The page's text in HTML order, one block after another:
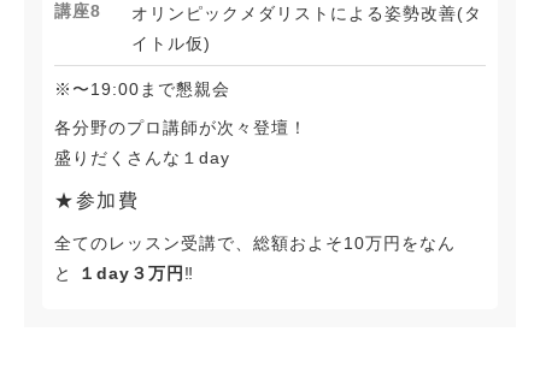
講座8
オリンピックメダリストによる姿勢改善(タ
イトル仮)
※〜19:00まで懇親会
各分野のプロ講師が次々登壇！
盛りだくさんな１day
★参加費
全てのレッスン受講で、総額およそ10万円をなん
と
１day３万円 ‼︎